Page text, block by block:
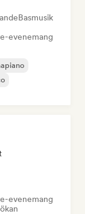
Basmusik
evenemang
evenemang